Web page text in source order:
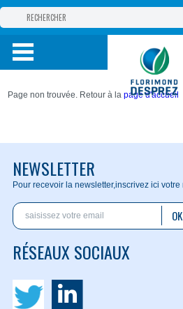
GROUPE
PRODUITS
Page non trouvée. Retour à lapage d'accueil
NEWSLETTER
Pour recevoir la newsletter,inscrivez ici votre
OK
RÉSEAUX SOCIAUX